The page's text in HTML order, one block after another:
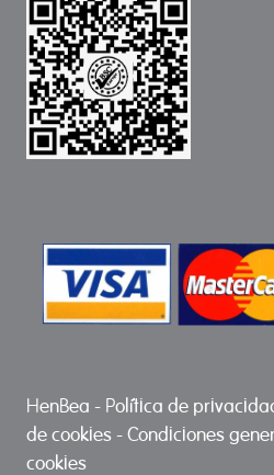
HenBea - Política de
de cookies -Condiciones
cookies